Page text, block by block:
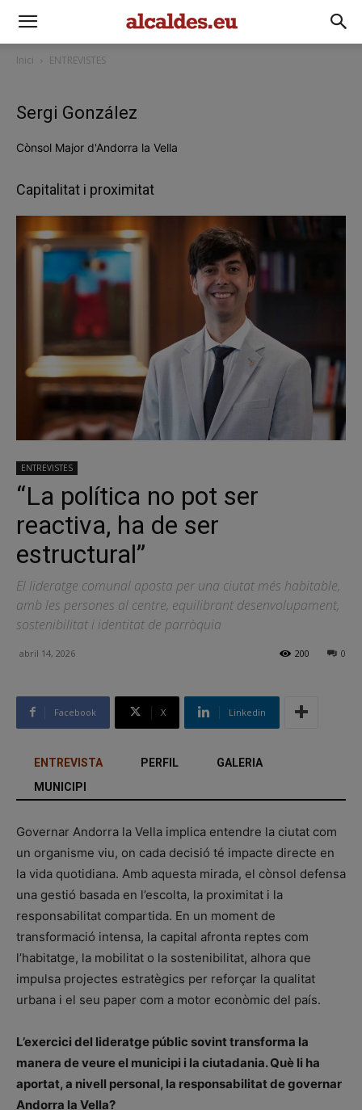
Inici ENTREVISTES
Sergi González
Cònsol Major d'Andorra la Vella
Capitalitat i proximitat
ENTREVISTES
“La política no pot ser
reactiva, ha de ser
estructural”
El lideratge comunal aposta per una ciutat més habitable,
amb les persones al centre, equilibrant desenvolupament,
sostenibilitat i identitat de parròquia
abril 14, 2026 0
200
Facebook X Linkedin
ENTREVISTA PERFIL
GALERIA
MUNICIPI
Governar Andorra la Vella implica entendre la ciutat com
un organisme viu, on cada decisió té impacte directe en
la vida quotidiana. Amb aquesta mirada, el cònsol defensa
una gestió basada en l’escolta, la proximitat i la
responsabilitat compartida. En un moment de
transformació intensa, la capital afronta reptes com
l’habitatge, la mobilitat o la sostenibilitat, alhora que
impulsa projectes estratègics per reforçar la qualitat
urbana i el seu paper com a motor econòmic del país.
L’exercici del lideratge públic sovint transforma la
manera de veure el municipi i la ciutadania. Què li ha
aportat, a nivell personal, la responsabilitat de governar
Andorra la Vella?